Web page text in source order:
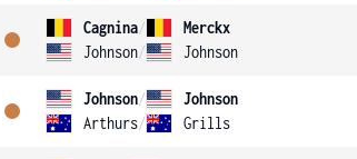
Cagnina/
Merckx
Johnson/ Johnson
Johnson/
Johnson
Arthurs/ Grills